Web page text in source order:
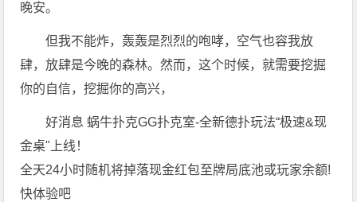
晚安。
但我不能炸，轰轰是烈烈的咆哮，空气也容我放
肆，放肆是今晚的森林。然而，这个时候，就需要挖掘
你的自信，挖掘你的高兴，
好消息 蜗牛扑克GG扑克室-全新德扑玩法“极速&现
金桌"上线！
全天24小时随机将掉落现金红包至牌局底池或玩家余额!
快体验吧